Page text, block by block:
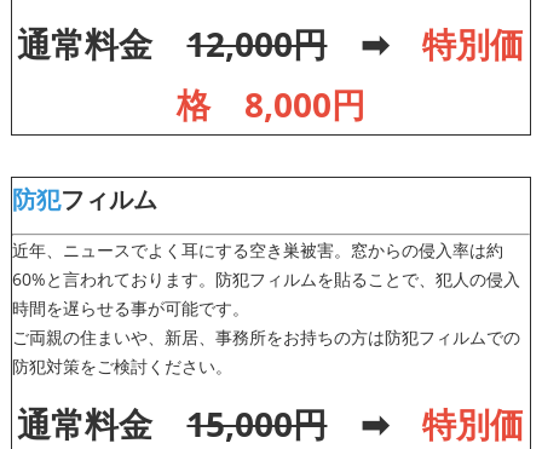
通常料金12,000円➡
特別価
格 8,000円
防犯フィルム
近年、ニュースでよく耳にする空き巣被害。窓からの侵入率は約
60%と言われております。防犯フィルムを貼ることで、犯人の侵入
時間を遅らせる事が可能です。
ご両親の住まいや、新居、事務所をお持ちの方は防犯フィルムでの
防犯対策をご検討ください。
通常料金15,000円➡
特別価